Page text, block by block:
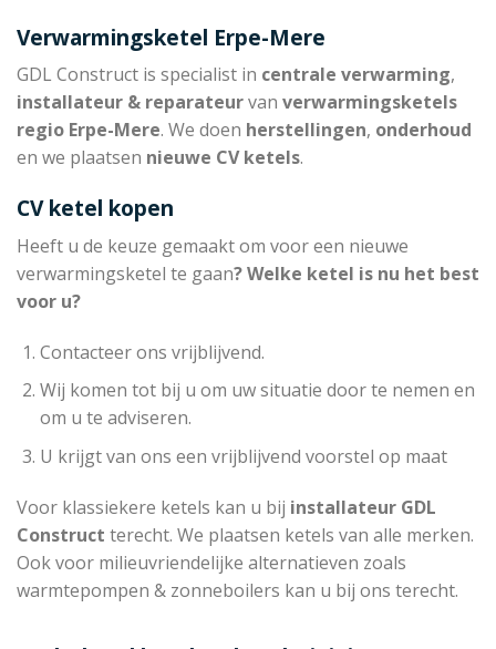
Verwarmingsketel Erpe-Mere
GDL Construct is specialist in centrale verwarming,
installateur & reparateurvan verwarmingsketels
regio Erpe-Mere. We doen herstellingen, onderhoud
en we plaatsen nieuwe CV ketels.
CV ketel kopen
Heeft u de keuze gemaakt om voor een nieuwe
verwarmingsketel te gaan? Welke ketel is nu het best
voor u?
Contacteer ons vrijblijvend.
Wij komen tot bij u om uw situatie door te nemen en
om u te adviseren.
U krijgt van ons een vrijblijvend voorstel op maat
Voor klassiekere ketels kan u bij installateur GDL
Construct terecht. We plaatsen ketels van alle merken.
Ook voor milieuvriendelijke alternatieven zoals
warmtepompen & zonneboilers kan u bij ons terecht.